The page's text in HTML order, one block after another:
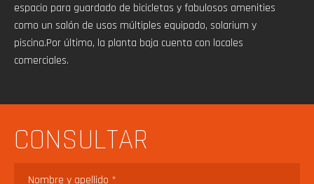
espacio para guardado de bicicletas y fabulosos amenities
como un salón de usos múltiples equipado, solarium y
piscina.Por último, la planta baja cuenta con locales
comerciales.
CONSULTAR